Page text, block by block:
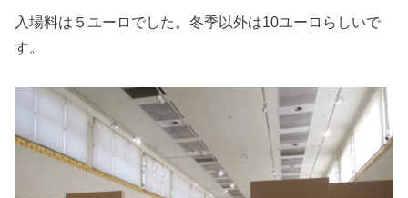
入場料は５ユーロでした。冬季以外は10ユーロらしいで
す。